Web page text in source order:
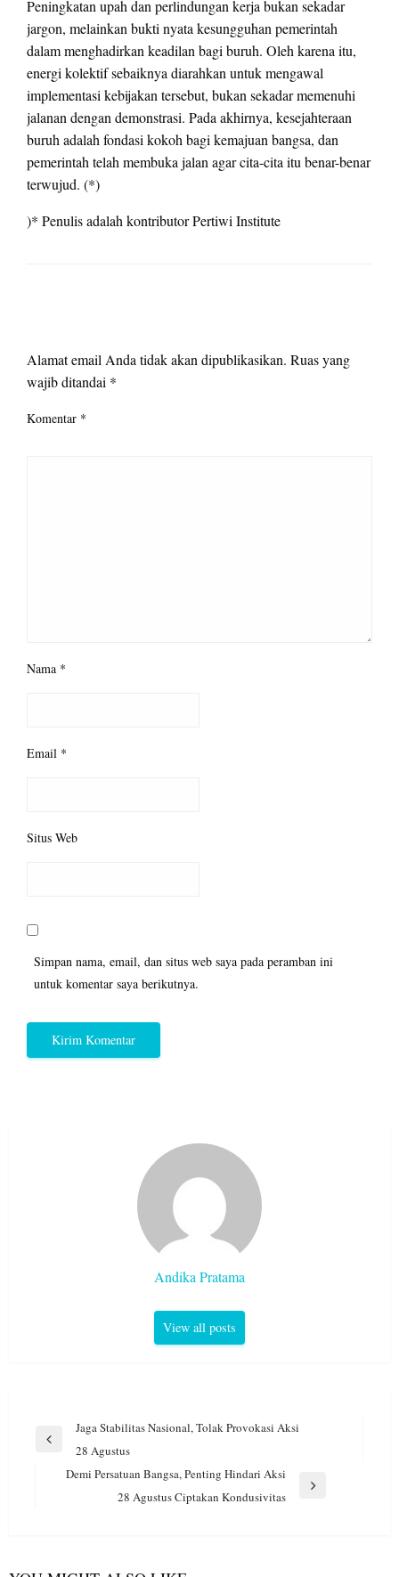
Peningkatan upah dan perlindungan kerja bukan sekadar
jargon, melainkan bukti nyata kesungguhan pemerintah
dalam menghadirkan keadilan bagi buruh. Oleh karena itu,
energi kolektif sebaiknya diarahkan untuk mengawal
implementasi kebijakan tersebut, bukan sekadar memenuhi
jalanan dengan demonstrasi. Pada akhirnya, kesejahteraan
buruh adalah fondasi kokoh bagi kemajuan bangsa, dan
pemerintah telah membuka jalan agar cita-cita itu benar-benar
terwujud. (*)
)* Penulis adalah kontributor Pertiwi Institute
Alamat email Anda tidak akan dipublikasikan. Ruas yang
wajib ditandai *
Komentar *
Nama *
Email *
Situs Web
Simpan nama, email, dan situs web saya pada peramban ini
untuk komentar saya berikutnya.
Andika Pratama
View all posts
Navigasi
Previous
Jaga Stabilitas Nasional, Tolak Provokasi Aksi
28 Agustus
Demi Persatuan Bangsa, Penting Hindari Aksi
28 Agustus Ciptakan Kondusivitas